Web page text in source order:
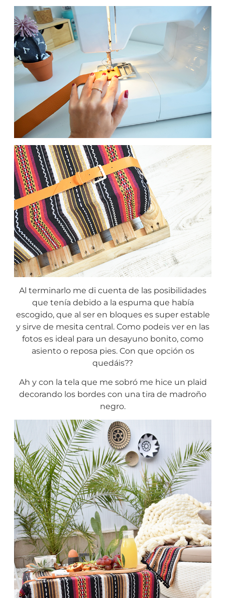
Al terminarlo me di cuenta de las posibilidades
que tenía debido a la espuma que había
escogido, que al ser en bloques es super estable
y sirve de mesita central. Como podeis ver en las
fotos es ideal para un desayuno bonito, como
asiento o reposa pies. Con que opción os
quedáis??
Ah y con la tela que me sobró me hice un plaid
decorando los bordes con una tira de madroño
negro.